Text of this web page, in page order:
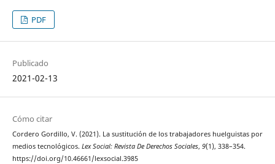
PDF
Publicado
2021-02-13
Cómo citar
Cordero Gordillo, V. (2021). La sustitución de los trabajadores huelguistas por
medios tecnológicos. Lex Social: Revista De Derechos Sociales, 9(1), 338–354.
https://doi.org/10.46661/lexsocial.3985